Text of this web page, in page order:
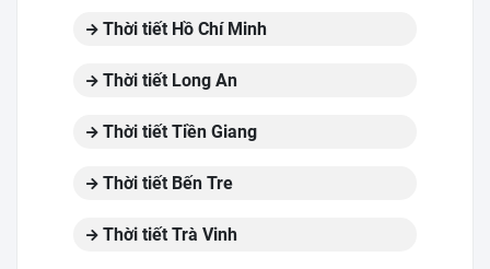
Thời tiết Hồ Chí Minh
Thời tiết Long An
Thời tiết Tiền Giang
Thời tiết Bến Tre
Thời tiết Trà Vinh